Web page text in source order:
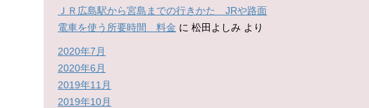
ＪＲ広島駅から宮島までの行きかた JRや路面
電車を使う所要時間 料金 に 松田よしみ より
2020年7月
2020年6月
2019年11月
2019年10月